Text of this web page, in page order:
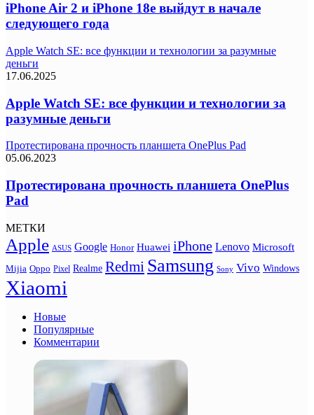
iPhone Air 2 и iPhone 18e выйдут в начале
следующего года
Apple Watch SE: все функции и технологии за разумные
деньги
17.06.2025
Apple Watch SE: все функции и технологии за
разумные деньги
Протестирована прочность планшета OnePlus Pad
05.06.2023
Протестирована прочность планшета OnePlus
Pad
МЕТКИ
Apple ASUS Google Honor Huawei iPhone Lenovo Microsoft
Mijia Oppo Pixel Realme Redmi Samsung Sony Vivo Windows
Xiaomi
Новые
Популярные
Комментарии